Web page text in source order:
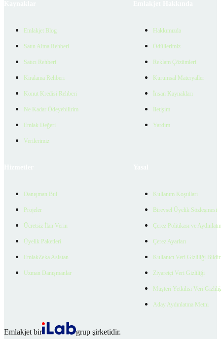
Emlakjet Blog
Satın Alma Rehberi
Satıcı Rehberi
Kiralama Rehberi
Konut Kredisi Rehberi
Ne Kadar Ödeyebilirim
Emlak Değeri
Verilerimiz
Hakkımızda
Ödüllerimiz
Reklam Çözümleri
Kurumsal Materyaller
İnsan Kaynakları
İletişim
Yardım
Danışman Bul
Projeler
Ücretsiz İlan Verin
Üyelik Paketleri
EmlakZeka Asistan
Uzman Danışmanlar
Kullanım Koşulları
Bireysel Üyelik Sözleşmesi
Çerez Politikası ve
Çerez Ayarları
Kullanıcı Veri Gizliliği
Ziyaretçi Veri Gizliliği
Müşteri Yetkilisi Veri
Aday Aydınlatma Metni
Emlakjet bir
grup şirketidir.